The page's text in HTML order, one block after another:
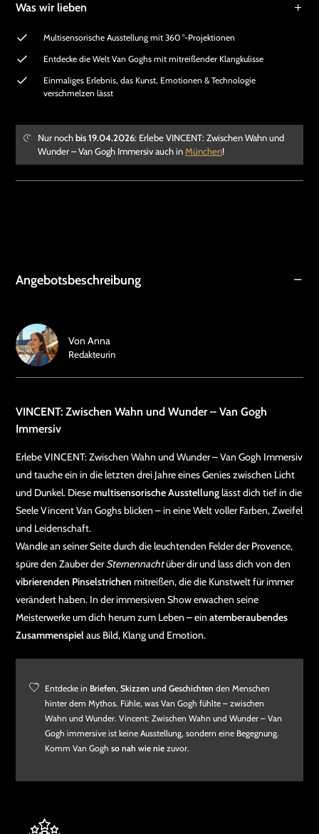
Was wir lieben
Multisensorische Ausstellung mit 360 °-Projektionen
Entdecke die Welt Van Goghs mit mitreißender Klangkulisse
Einmaliges Erlebnis, das Kunst, Emotionen & Technologie
verschmelzen lässt
Nur nochbis 19.04.2026: Erlebe VINCENT: Zwischen Wahn und
Wunder – Van Gogh Immersiv auch inMünchen!
Angebotsbeschreibung
VINCENT: Zwischen Wahn und Wunder – Van Gogh
Immersiv
Erlebe VINCENT: Zwischen Wahn und Wunder – Van Gogh Immersiv
und tauche ein in die letzten drei Jahre eines Genies zwischen Licht
und Dunkel. Diesemultisensorische Ausstellunglässt dich tief in die
Seele Vincent Van Goghs blicken – in eine Welt voller Farben, Zweifel
und Leidenschaft.
Wandle an seiner Seite durch die leuchtenden Felder der Provence,
spüre den Zauber derSternennachtüber dir und lass dich von den
vibrierenden Pinselstrichen mitreißen, die die Kunstwelt für immer
verändert haben. In der immersiven Show erwachen seine
Meisterwerke um dich herum zum Leben – ein atemberaubendes
Zusammenspielaus Bild, Klang und Emotion.
Entdecke in Briefen, Skizzen und Geschichten den Menschen
hinter dem Mythos. Fühle, was Van Gogh fühlte – zwischen
Wahn und Wunder. Vincent: Zwischen Wahn und Wunder – Van
Gogh immersive ist keine Ausstellung, sondern eine Begegnung.
Komm Van Gogh so nah wie nie zuvor.
Von Anna
Redakteurin